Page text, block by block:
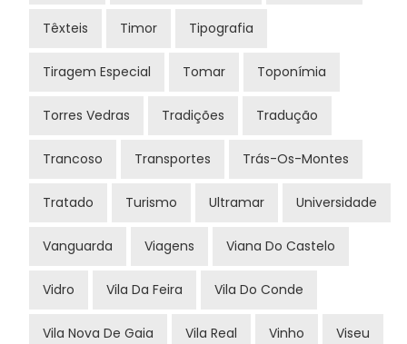
Têxteis Timor Tipografia
Tiragem Especial Tomar Toponímia
Torres Vedras Tradições Tradução
Trancoso Transportes Trás-Os-Montes
Tratado Turismo Ultramar Universidade
Vanguarda Viagens Viana Do Castelo
Vidro Vila Da Feira Vila Do Conde
Vila Nova De Gaia Vila Real Vinho Viseu